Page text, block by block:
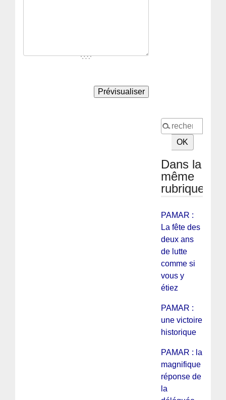
Dans la
même
rubrique
PAMAR :
La fête des
deux ans
de lutte
comme si
vous y
étiez
PAMAR :
une victoire
historique
PAMAR : la
magnifique
réponse de
la